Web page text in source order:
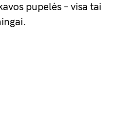
pupelės – visa tai